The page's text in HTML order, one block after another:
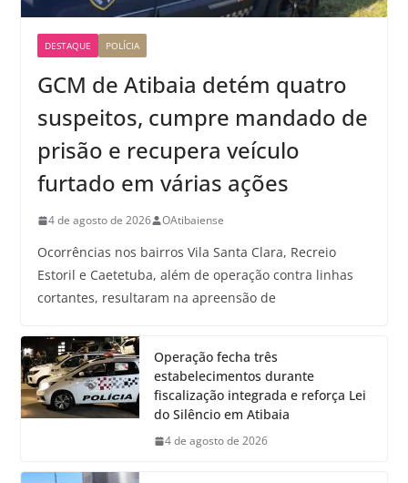
DESTAQUE POLÍCIA
GCM de Atibaia detém quatro
suspeitos, cumpre mandado de
prisão e recupera veículo
furtado em várias ações
4 de agosto de 2026 OAtibaiense
Ocorrências nos bairros Vila Santa Clara, Recreio
Estoril e Caetetuba, além de operação contra linhas
cortantes, resultaram na apreensão de
Operação fecha três
estabelecimentos durante
fiscalização integrada e reforça Lei
do Silêncio em Atibaia
4 de agosto de 2026